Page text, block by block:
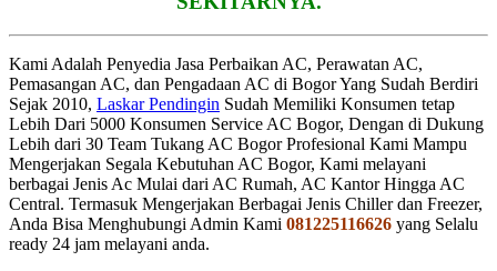
Kami Adalah Penyedia Jasa Perbaikan AC, Perawatan AC,
Pemasangan AC, dan Pengadaan AC di Bogor Yang Sudah Berdiri
Sejak 2010, Laskar Pendingin Sudah Memiliki Konsumen tetap
Lebih Dari 5000 Konsumen Service AC Bogor, Dengan di Dukung
Lebih dari 30 Team Tukang AC Bogor Profesional Kami Mampu
Mengerjakan Segala Kebutuhan AC Bogor, Kami melayani
berbagai Jenis Ac Mulai dari AC Rumah, AC Kantor Hingga AC
Central. Termasuk Mengerjakan Berbagai Jenis Chiller dan Freezer,
Anda Bisa Menghubungi Admin Kami 081225116626 yang Selalu
ready 24 jam melayani anda.